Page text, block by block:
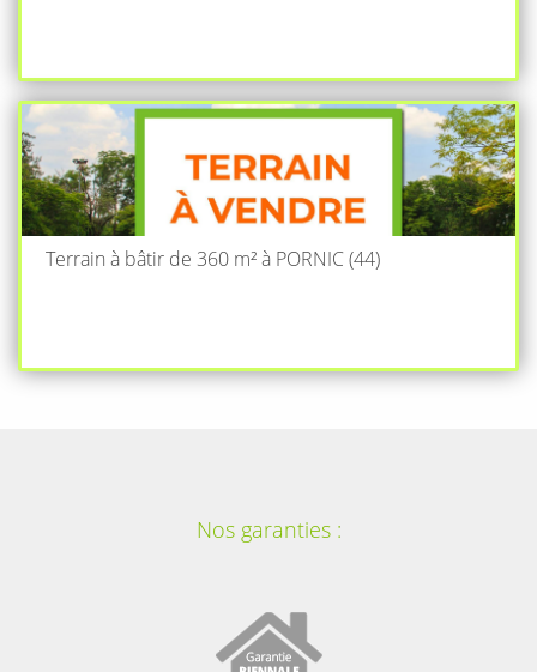
Terrain à bâtir de 360 m² à PORNIC (44)
Nos garanties :